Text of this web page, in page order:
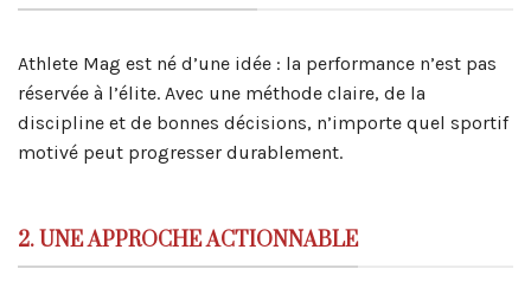
Athlete Mag est né d’une idée : la performance n’est pas
réservée à l’élite. Avec une méthode claire, de la
discipline et de bonnes décisions, n’importe quel sportif
motivé peut progresser durablement.
2. UNE APPROCHE ACTIONNABLE